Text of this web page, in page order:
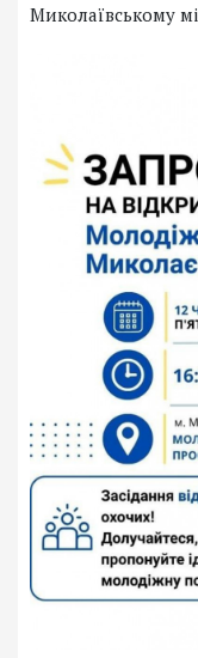
Миколаївському